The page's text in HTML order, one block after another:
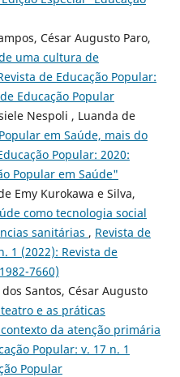
César Augusto Paro,
uma cultura de
de Educação Popular:
Educação Popular
Nespoli , Luanda de
em Saúde, mais do
Popular: 2020:
Popular em Saúde"
Emy Kurokawa e Silva,
como tecnologia social
sanitárias , Revista de
1 (2022): Revista de
7660)
Santos, César Augusto
e as práticas
da atenção primária
Popular: v. 17 n. 1
Popular